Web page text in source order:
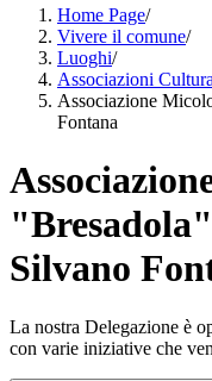
Home Page/
Vivere il comune/
Luoghi/
Associazioni
Associazione
Fontana
Silvano
La nostra Delegazione è
con varie iniziative che